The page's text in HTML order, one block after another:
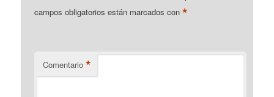
campos obligatorios están marcados con*
Comentario *